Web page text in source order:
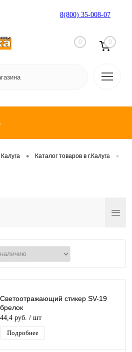
8(800) 35-008-07
0 0
• Каталог товаров в г.Калуга •
Светоотражающий стикер SV-19
брелок
44,4 руб. / шт
Подробнее